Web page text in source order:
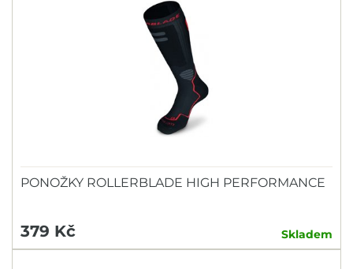
PONOŽKY ROLLERBLADE HIGH PERFORMANCE
379 Kč Skladem